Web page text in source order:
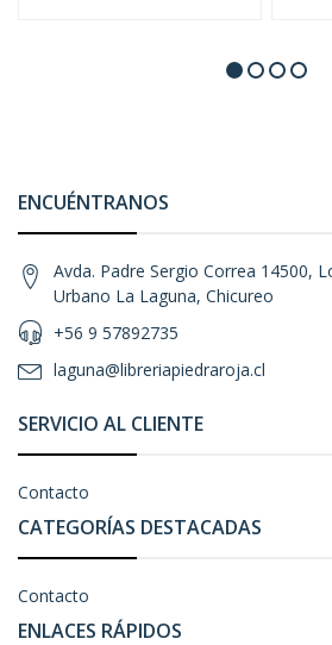
ENCUÉNTRANOS
Avda. Padre Sergio Correa 14500,
Urbano La Laguna, Chicureo
+56 9 57892735
laguna@libreriapiedraroja.cl
SERVICIO AL CLIENTE
Contacto
CATEGORÍAS DESTACADAS
Contacto
ENLACES RÁPIDOS